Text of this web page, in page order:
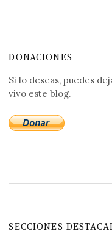
DONACIONES
Si lo deseas, puedes
vivo este blog.
SECCIONES